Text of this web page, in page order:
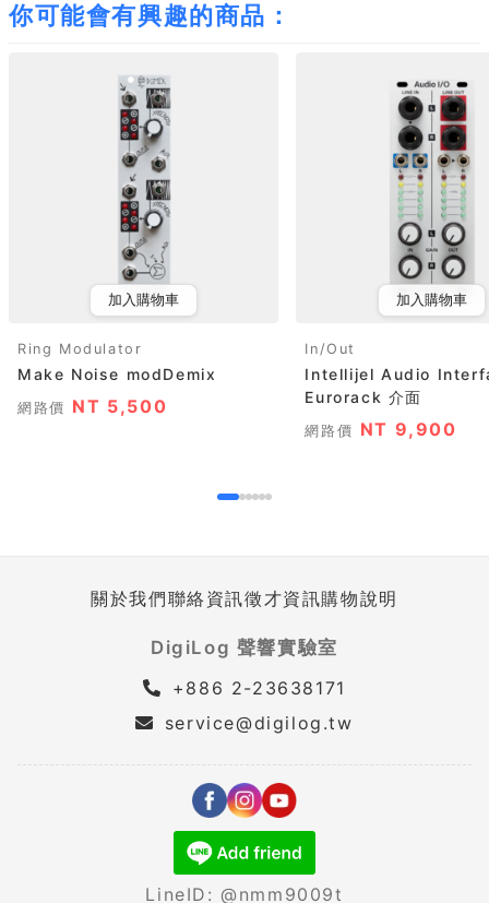
你可能會有興趣的商品：
加入購物車
Ring Modulator
Make Noise modDemix
網路價 NT 5,500
加入購物車
In/Out
Intellijel Audio
Eurorack 介面
網路價 NT 9,900
關於我們聯絡資訊徵才資訊購物說明
DigiLog 聲響實驗室
+886 2-23638171
service@digilog.tw
LineID: @nmm9009t